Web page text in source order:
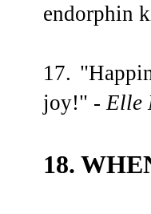
endorphin
17.
joy!" - Elle
18.